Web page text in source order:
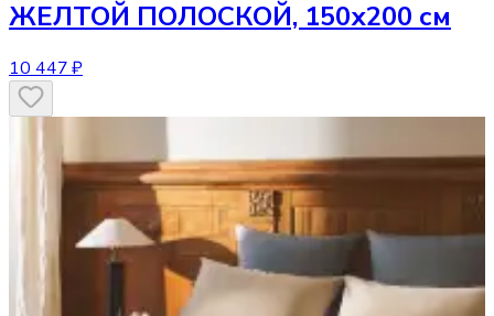
ЖЕЛТОЙ ПОЛОСКОЙ, 150х200 см
10 447 ₽